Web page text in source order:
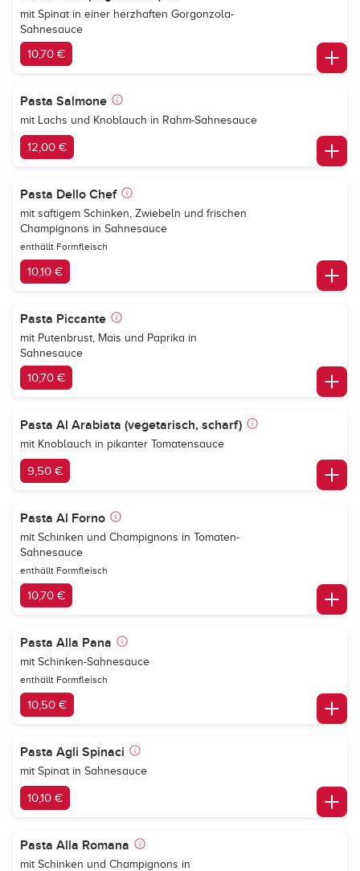
mit Spinat in einer herzhaften Gorgonzola-
Sahnesauce
10,70 €
Pasta Salmone
mit Lachs und Knoblauch in Rahm-Sahnesauce
12,00 €
Pasta Dello Chef
mit saftigem Schinken, Zwiebeln und frischen
Champignons in Sahnesauce
enthällt Formfleisch
10,10 €
Pasta Piccante
mit Putenbrust, Mais und Paprika in
Sahnesauce
10,70 €
Pasta Al Arabiata (vegetarisch, scharf)
mit Knoblauch in pikanter Tomatensauce
9,50 €
Pasta Al Forno
mit Schinken und Champignons in Tomaten-
Sahnesauce
enthällt Formfleisch
10,70 €
Pasta Alla Pana
mit Schinken-Sahnesauce
enthällt Formfleisch
10,50 €
Pasta Agli Spinaci
mit Spinat in Sahnesauce
10,10 €
Pasta Alla Romana
mit Schinken und Champignons in